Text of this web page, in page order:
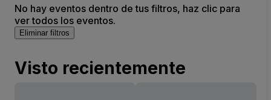
No hay eventos dentro de tus filtros, haz clic para
ver todos los eventos.
Eliminar filtros
Visto recientemente